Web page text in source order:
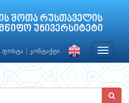
შოთა რუსთაველის
უნივერსიტეტი
კონტაქტი
Toggle